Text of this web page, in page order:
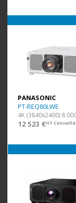
PANASONIC
PT-REQ80LWE
12 523 €HT Conseillé